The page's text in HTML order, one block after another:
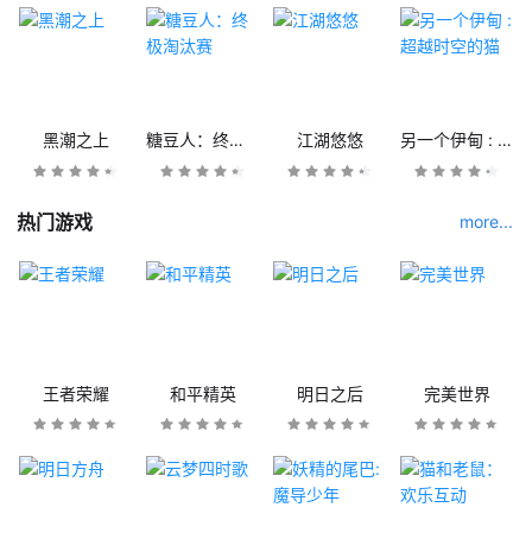
黑潮之上 糖豆人：终极淘汰赛 江湖悠悠 另一个伊甸 : 超越时空的猫
热门游戏 more...
王者荣耀 和平精英 明日之后 完美世界